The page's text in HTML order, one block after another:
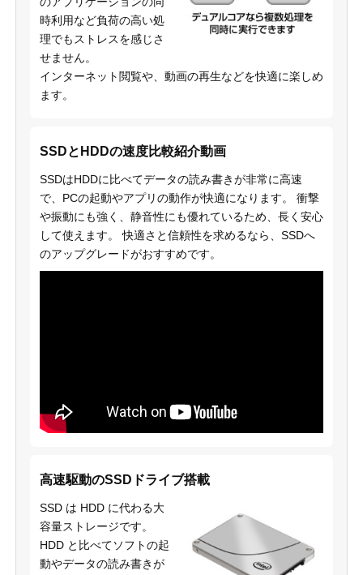
時利用など負荷の高い処
理でもストレスを感じさ
せません。
インターネット閲覧や、動画の再生などを快適に楽しめ
ます。
SSDとHDDの速度比較紹介動画
SSDはHDDに比べてデータの読み書きが非常に高速
で、PCの起動やアプリの動作が快適になります。 衝撃
や振動にも強く、静音性にも優れているため、長く安心
して使えます。 快適さと信頼性を求めるなら、SSDへ
のアップグレードがおすすめです。
高速駆動のSSDドライブ搭載
SSD は HDD に代わる大
容量ストレージです。
HDD と比べてソフトの起
動やデータの読み書きが